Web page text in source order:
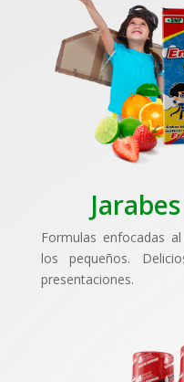
Formulas enfocadas
los pequeños.
presentaciones.